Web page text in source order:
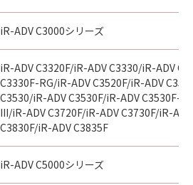
ノンのライセンサー、キヤノ
売店のいずれも、「本ソフト
「本ソフトウェア」の使用に
てお客様と第三者との間に生
ついても、一切責任を負わ
iR-ADV C3000シリーズ
iR-ADV C3320F/iR-ADV C3330/iR-ADV
C3330F-RG/iR-ADV C3520F/iR-ADV
C3530/iR-ADV C3530F/iR-ADV C3530F-
III/iR-ADV C3720F/iR-ADV C3730F/iR-
C3830F/iR-ADV C3835F
iR-ADV C5000シリーズ